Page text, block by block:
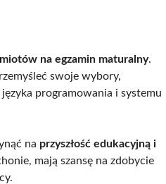
na egzamin maturalny.
swoje wybory,
programowania i systemu
na przyszłość edukacyjną i
mają szansę na zdobycie